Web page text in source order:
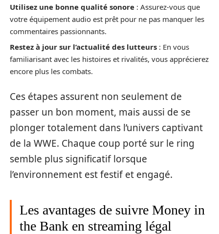
Utilisez une bonne qualité sonore : Assurez-vous que
votre équipement audio est prêt pour ne pas manquer les
commentaires passionnants.
Restez à jour sur l’actualité des lutteurs : En vous
familiarisant avec les histoires et rivalités, vous apprécierez
encore plus les combats.
Ces étapes assurent non seulement de
passer un bon moment, mais aussi de se
plonger totalement dans l’univers captivant
de la WWE. Chaque coup porté sur le ring
semble plus significatif lorsque
l’environnement est festif et engagé.
Les avantages de suivre Money in
the Bank en streaming légal